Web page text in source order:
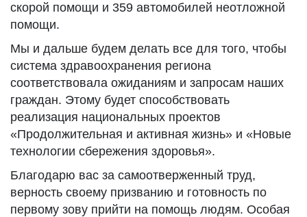
скорой помощи и 359 автомобилей неотложной
помощи.
Мы и дальше будем делать все для того, чтобы
система здравоохранения региона
соответствовала ожиданиям и запросам наших
граждан. Этому будет способствовать
реализация национальных проектов
«Продолжительная и активная жизнь» и «Новые
технологии сбережения здоровья».
Благодарю вас за самоотверженный труд,
верность своему призванию и готовность по
первому зову прийти на помощь людям. Особая